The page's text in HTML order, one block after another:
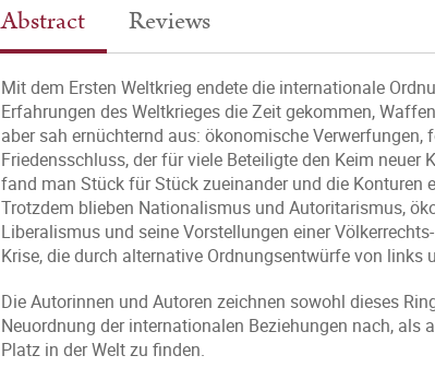
Abstract Reviews
Mit dem Ersten Weltkrieg endete die internationale
Erfahrungen des Weltkrieges die Zeit gekommen,
aber sah ernüchternd aus: ökonomische
Friedensschluss, der für viele Beteiligte den Keim
fand man Stück für Stück zueinander und die Konturen
Trotzdem blieben Nationalismus und Autoritarismus,
Liberalismus und seine Vorstellungen einer
Krise, die durch alternative Ordnungsentwürfe von links
Die Autorinnen und Autoren zeichnen sowohl dieses
Neuordnung der internationalen Beziehungen nach, als
Platz in der Welt zu finden.